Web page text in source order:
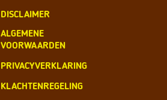
DISCLAIMER
ALGEMENE
VOORWAARDEN
PRIVACYVERKLARING
KLACHTENREGELING